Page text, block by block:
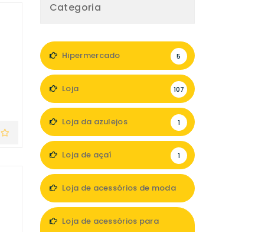
Categoria
Hipermercado 5
Loja 107
Loja da azulejos 1
Loja de açaí 1
Loja de acessórios de moda
Loja de acessórios para